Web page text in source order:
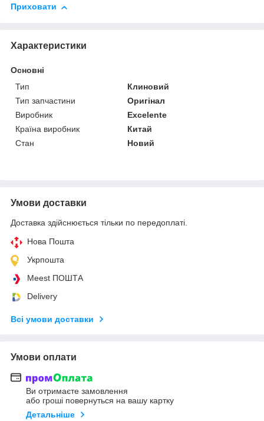
Приховати
Характеристики
Основні
Тип
Клиновий
Тип запчастини
Оригінал
Виробник
Excelente
Країна виробник
Китай
Стан
Новий
Умови доставки
Доставка здійснюється тільки по передоплаті.
Нова Пошта
Укрпошта
Meest ПОШТА
Delivery
Всі умови доставки
Умови оплати
Ви отримаєте замовлення
або гроші повернуться на вашу картку
Детальніше